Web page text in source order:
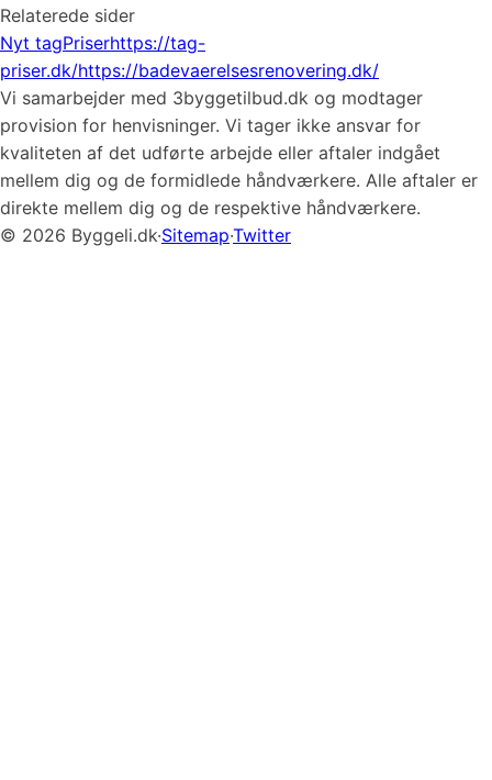
Relaterede sider
Nyt tagPriserhttps://tag-
priser.dk/https://badevaerelsesrenovering.dk/
Vi samarbejder med 3byggetilbud.dk og modtager
provision for henvisninger. Vi tager ikke ansvar for
kvaliteten af det udførte arbejde eller aftaler indgået
mellem dig og de formidlede håndværkere. Alle aftaler er
direkte mellem dig og de respektive håndværkere.
© 2026 Byggeli.dk·Sitemap·Twitter